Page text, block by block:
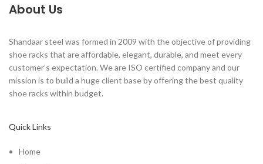
About Us
Shandaar steel was formed in 2009 with the objective of providing
shoe racks that are affordable, elegant, durable, and meet every
customer’s expectation. We are ISO certified company and our
mission is to build a huge client base by offering the best quality
shoe racks within budget.
Quick Links
Home